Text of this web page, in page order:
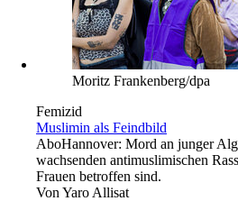
Moritz Frankenberg/dpa
Femizid
Muslimin als Feindbild
AboHannover: Mord an junger
wachsenden antimuslimischen
Frauen betroffen sind.
Von Yaro Allisat